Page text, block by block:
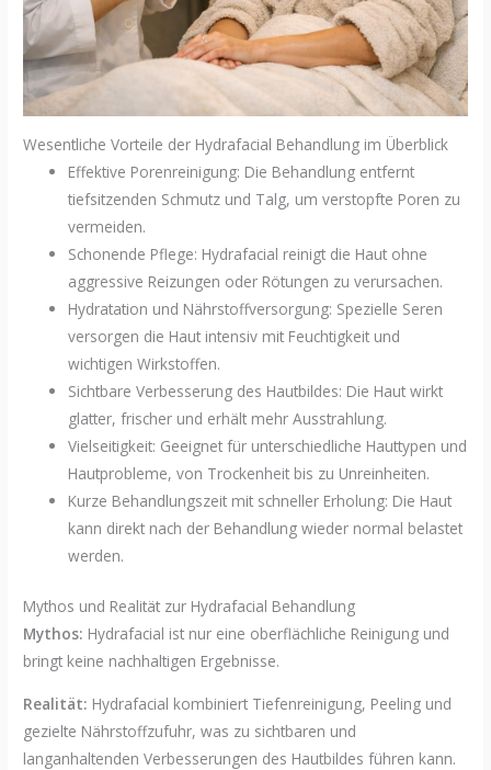
Wesentliche Vorteile der Hydrafacial Behandlung im Überblick
Effektive Porenreinigung: Die Behandlung entfernt
tiefsitzenden Schmutz und Talg, um verstopfte Poren zu
vermeiden.
Schonende Pflege: Hydrafacial reinigt die Haut ohne
aggressive Reizungen oder Rötungen zu verursachen.
Hydratation und Nährstoffversorgung: Spezielle Seren
versorgen die Haut intensiv mit Feuchtigkeit und
wichtigen Wirkstoffen.
Sichtbare Verbesserung des Hautbildes: Die Haut wirkt
glatter, frischer und erhält mehr Ausstrahlung.
Vielseitigkeit: Geeignet für unterschiedliche Hauttypen und
Hautprobleme, von Trockenheit bis zu Unreinheiten.
Kurze Behandlungszeit mit schneller Erholung: Die Haut
kann direkt nach der Behandlung wieder normal belastet
werden.
Mythos und Realität zur Hydrafacial Behandlung
Mythos: Hydrafacial ist nur eine oberflächliche Reinigung und
bringt keine nachhaltigen Ergebnisse.
Realität: Hydrafacial kombiniert Tiefenreinigung, Peeling und
gezielte Nährstoffzufuhr, was zu sichtbaren und
langanhaltenden Verbesserungen des Hautbildes führen kann.